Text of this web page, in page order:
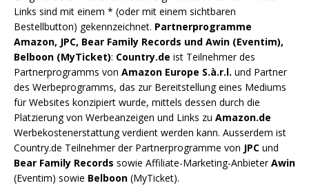
Links sind mit einem * (oder mit einem sichtbaren
Bestellbutton) gekennzeichnet. Partnerprogramme
Amazon, JPC, Bear Family Records und Awin (Eventim),
Belboon (MyTicket): Country.de ist Teilnehmer des
Partnerprogramms von Amazon Europe S.à.r.l. und Partner
des Werbeprogramms, das zur Bereitstellung eines Mediums
für Websites konzipiert wurde, mittels dessen durch die
Platzierung von Werbeanzeigen und Links zu Amazon.de
Werbekostenerstattung verdient werden kann. Ausserdem ist
Country.de Teilnehmer der Partnerprogramme von JPC und
Bear Family Records sowie Affiliate-Marketing-AnbieterAwin
(Eventim) sowie Belboon (MyTicket).